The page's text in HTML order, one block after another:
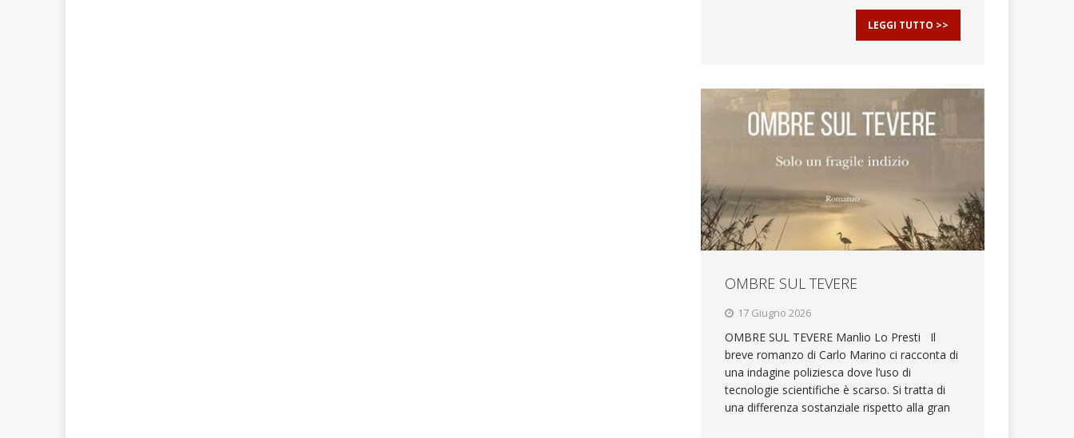
LEGGI TUTTO >>
OMBRE SUL TEVERE
17 Giugno 2026
OMBRE SUL TEVERE Manlio Lo Presti Il
breve romanzo di Carlo Marino ci racconta di
una indagine poliziesca dove l’uso di
tecnologie scientifiche è scarso. Si tratta di
una differenza sostanziale rispetto alla gran